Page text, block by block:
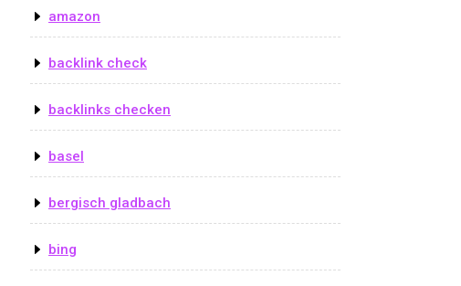
amazon
backlink check
backlinks checken
basel
bergisch gladbach
bing